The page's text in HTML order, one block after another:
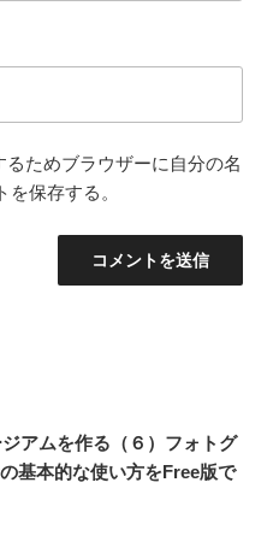
ためブラウザーに自分の名
保存する。
アムを作る（６）フォトグ
本的な使い方をFree版で